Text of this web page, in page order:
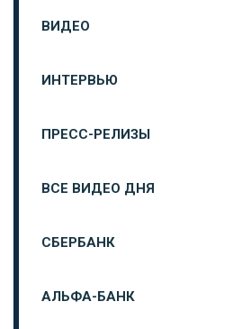
ВИДЕО
ИНТЕРВЬЮ
ПРЕСС-РЕЛИЗЫ
ВСЕ ВИДЕО ДНЯ
СБЕРБАНК
АЛЬФА-БАНК